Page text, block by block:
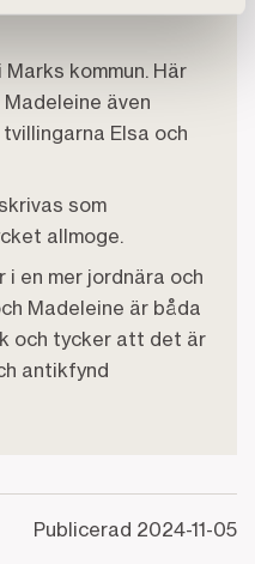
kommun. Här
även
Elsa och
som
allmoge.
i en mer jordnära och
Madeleine är båda
och tycker att det är
antikfynd
Publicerad 2024-11-05